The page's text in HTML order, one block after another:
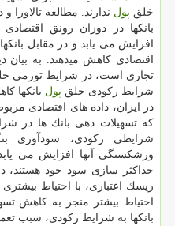
خلق پول ندارند. مطالعه
بانك­ها در دوران رونق
افزایش می­ یابد و در مقابل بانك­ها
اقتصادی كاهش می­دهند. به بیان
تجاری است، در شرایط تورمی
شرایط ركودی خلق پول بانك­ها
در ایران، داده ­های اقتصادی
كه تسهیلات­ دهی بانك­ ها در
شرایطی ركودی، سودآوری
ورشكستگی آن­ها افزایش می­
حداكثر سازی سود خود
ریسك اعتباری، با احتیاط
احتیاط بیشتر منجر به كاهش
بانك­ها به شرایط ركودی، سبب